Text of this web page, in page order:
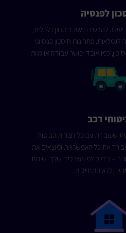
לפנסיה
יעילה להבטיח רשת ביטחון כלכלית,
פתרונות חיסכון פנסיוני
כמו אובדן כושר עבודה או מוות
רכב
שעובדת עם כל חברות הביטוח
את כל האפשרויות ומוצאים את
– בדיוק לפי הצרכים שלך. שירות
וללא התחייבות